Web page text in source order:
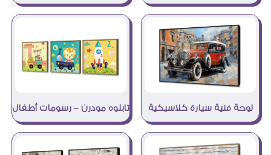
لوحة فنية سيارة كلاسيكية تابلوه مودرن – رسومات أطفال